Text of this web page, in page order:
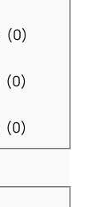
(0)
(0)
(0)